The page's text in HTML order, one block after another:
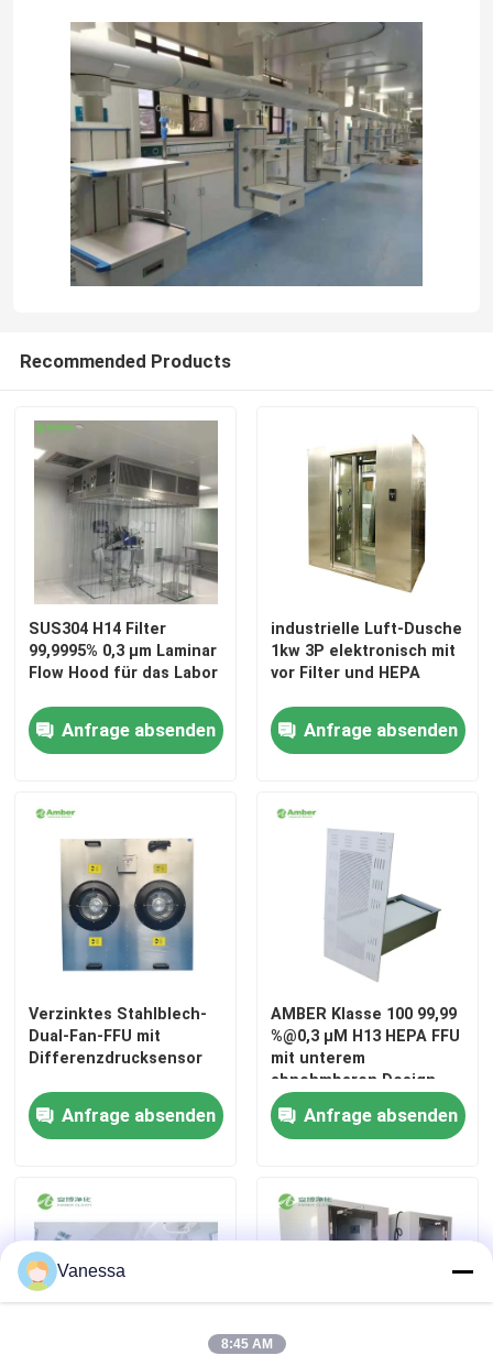
Haus
Produkte
Über uns
Fabrik-Ausflug
Qualitätskontrolle
Treten Sie mit uns in Verbindung
Nachrichten
Fälle
Modularer Reinraum
Automatische Krankenhaus-Tür
medizinischer Deckenanhänger
Chirurgisches Licht LED
Operationssaal für Chirurgie
Krankenhaus-Operationssaal
Pharmazeutische Reinraum-Tür
Recommended Products
SUS304 H14 Filter
99,9995% 0,3 μm Laminar
Flow Hood für das Labor
Anfrage absenden
industrielle Luft-Dusche
1kw 3P elektronisch mit
vor Filter und HEPA
Anfrage absenden
Verzinktes Stahlblech-
Dual-Fan-FFU mit
Differenzdrucksensor
Anfrage absenden
AMBER Klasse 100 99,99
%@0,3 μM H13 HEPA FFU
mit unterem
abnehmbaren Design
Anfrage absenden
Vanessa
8:45 AM